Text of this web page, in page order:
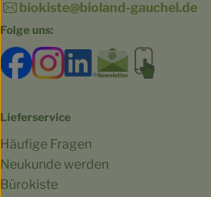
biokiste@bioland-gauchel.de
Folge uns:
Externer Link zu https://
Externer Link zu
Externer Link zu
Externer
Lieferservice
Häufige Fragen
Neukunde werden
Bürokiste